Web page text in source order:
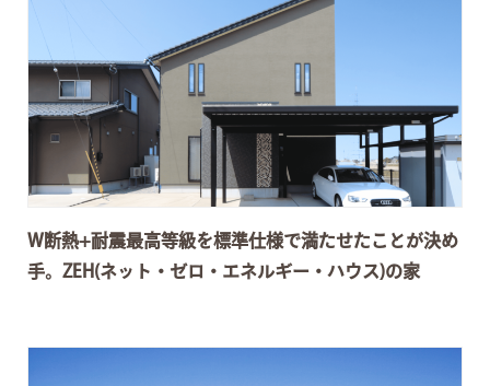
W断熱+耐震最高等級を標準仕様で満たせたことが決め
手。ZEH(ネット・ゼロ・エネルギー・ハウス)の家